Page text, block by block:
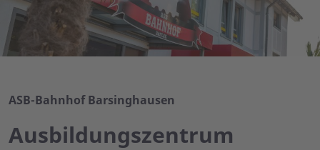
ASB-Bahnhof Barsinghausen
Ausbildungszentrum